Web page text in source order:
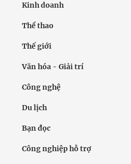
Kinh doanh
Thể thao
Thế giới
Văn hóa - Giải trí
Công nghệ
Du lịch
Bạn đọc
Công nghiệp hỗ trợ